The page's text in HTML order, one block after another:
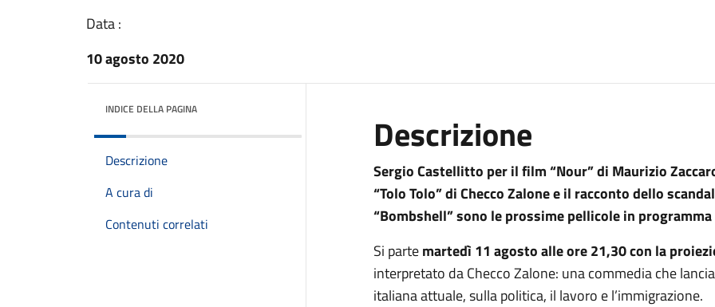
Data :
10 agosto 2020
INDICE DELLA PAGINA
Descrizione
A cura di
Contenuti correlati
Descrizione
Sergio Castellitto per il film “Nour” di Maurizio
“Tolo Tolo” di Checco Zalone e il racconto dello
“Bombshell” sono le prossime pellicole in
Si partemartedì 11 agosto alle ore 21,30 con la
interpretato da Checco Zalone: una commedia che
italiana attuale, sulla politica, il lavoro e l’immigrazione.